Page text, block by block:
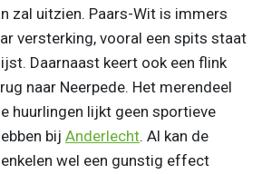
zal uitzien. Paars-Wit is immers
versterking, vooral een spits staat
Daarnaast keert ook een flink
naar Neerpede. Het merendeel
huurlingen lijkt geen sportieve
bij Anderlecht. Al kan de
wel een gunstig effect